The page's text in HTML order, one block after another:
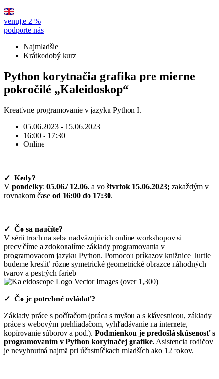
venujte 2 %
podporte nás
Najmladšie
Krátkodobý kurz
Python korytnačia grafika pre mierne
pokročilé „Kaleidoskop“
Kreatívne programovanie v jazyku Python I.
05.06.2023 - 15.06.2023
16:00 - 17:30
Online
✓ Kedy?
V pondelky: 05.06./ 12.06. a vo štvrtok 15.06.2023; zakaždým v
rovnakom čase od 16:00 do 17:30.
✓ Čo sa naučíte?
V sérii troch na seba nadväzujúcich online workshopov si
precvičíme a zdokonalíme základy programovania v
programovacom jazyku Python. Pomocou príkazov knižnice Turtle
budeme kresliť rôzne symetrické geometrické obrazce náhodných
tvarov a pestrých farieb
✓ Čo je potrebné ovládať?
Základy práce s počítačom (práca s myšou a s klávesnicou, základy
práce s webovým prehliadačom, vyhľadávanie na internete,
kopírovanie súborov a pod.). Podmienkou je predošlá skúsenosť s
programovaním v Python korytnačej grafike. Asistencia rodičov
je nevyhnutná najmä pri účastníčkach mladších ako 12 rokov.